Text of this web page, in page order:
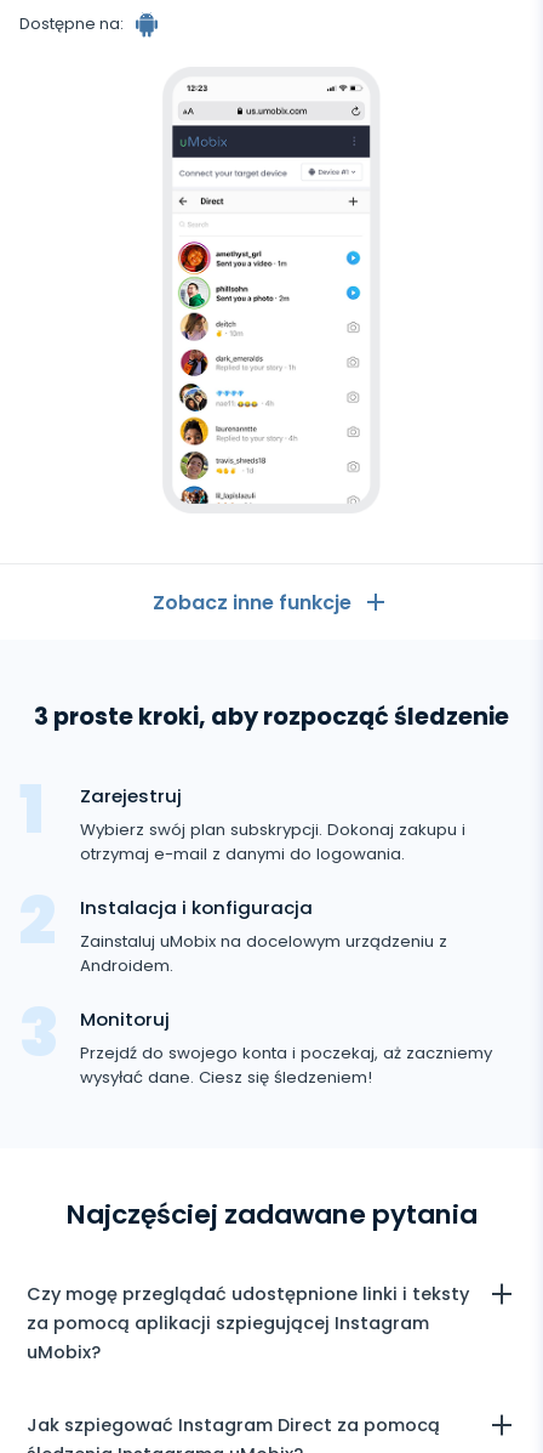
Line
Dostępne na:
Zobacz inne funkcje
Dzienniki połączeń
Wiadomości tekstowe
Keylogger
Powiadomienia
Informacje o urządzeniu
Aplikacje komunikacyjne
WhatsApp
Messenger Facebooka
Zoom
Telegram
Wechat
Śledzenie Google Czatów
Media społecznościowe
Media społecznościowe
Facebook
Instagram
Snapchat
Tik Tok
Śledzenie zdjęć i wideo
Internet
3 proste kroki, aby rozpocząć śledzenie
Zarejestruj
Wybierz swój plan subskrypcji. Dokonaj zakupu i
otrzymaj e-mail z danymi do logowania.
Instalacja i konfiguracja
Zainstaluj uMobix na docelowym urządzeniu z
Androidem.
Monitoruj
Przejdź do swojego konta i poczekaj, aż zaczniemy
wysyłać dane. Ciesz się śledzeniem!
Najczęściej zadawane pytania
Czy mogę przeglądać udostępnione linki i teksty
za pomocą aplikacji szpiegującej Instagram
uMobix?
Instagramie, w tym udostępnione linki i teksty za pomocą
Jak szpiegować Instagram Direct za pomocą